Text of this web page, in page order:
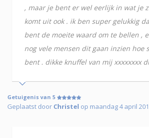
, maar je bent er wel eerlijk in wat je
komt uit ook . ik ben super gelukkig
bent de moeite waard om te bellen ,
nog vele mensen dit gaan inzien hoe
bent . dikke knuffel van mij xxxxxxxx
Getuigenis van 5
Geplaatst door Christel op maandag 4 april